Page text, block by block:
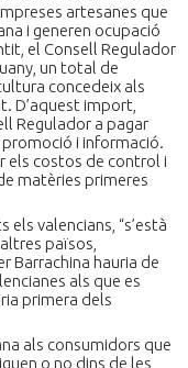
artesanes que
i generen ocupació
el Consell Regulador
un total de
concedeix als
D’aquest import,
Regulador a pagar
i informació.
els costos de control i
matèries primeres
valencians, “s’està
països,
Barrachina hauria de
als que es
primera dels
als consumidors que
o no dins de les